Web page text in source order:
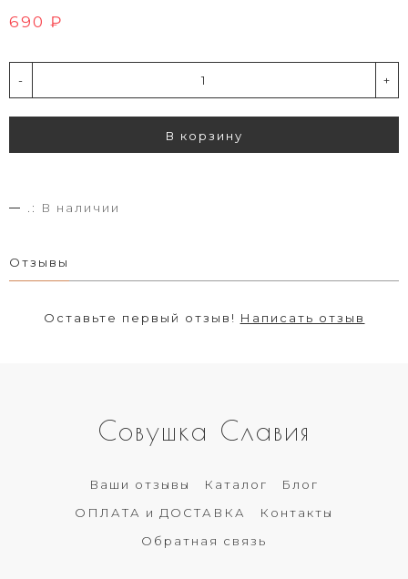
690 ₽
- +
В корзину
.: В наличии
Отзывы
Оставьте первый отзыв! Написать отзыв
Совушка Славия
Ваши отзывы Каталог
Блог
ОПЛАТА и ДОСТАВКА
Контакты
Обратная связь